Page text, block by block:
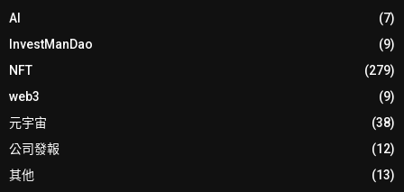
AI
(7)
InvestManDao
(9)
NFT
(279)
web3
(9)
元宇宙
(38)
公司發報
(12)
其他
(13)